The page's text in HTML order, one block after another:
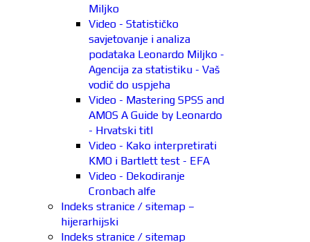
Miljko
Video - Statističko
savjetovanje i analiza
podataka Leonardo Miljko -
Agencija za statistiku - Vaš
vodič do uspjeha
Video - Mastering SPSS and
AMOS A Guide by Leonardo
- Hrvatski titl
Video - Kako interpretirati
KMO i Bartlett test - EFA
Video - Dekodiranje
Cronbach alfe
Indeks stranice / sitemap –
hijerarhijski
Indeks stranice / sitemap